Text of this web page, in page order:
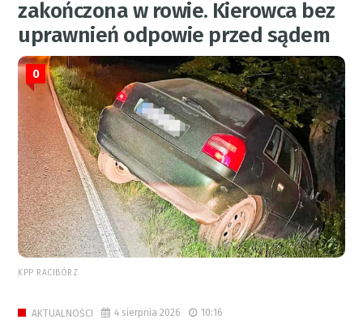
zakończona w rowie. Kierowca bez
uprawnień odpowie przed sądem
0
KPP RACIBÓRZ
AKTUALNOŚCI 4 sierpnia 2026 10:16